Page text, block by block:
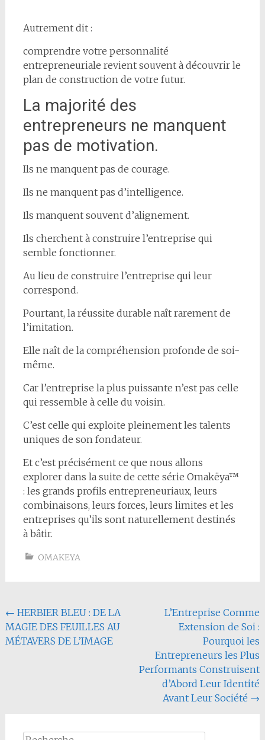
Autrement dit :
comprendre votre personnalité
entrepreneuriale revient souvent à découvrir le
plan de construction de votre futur.
La majorité des
entrepreneurs ne manquent
pas de motivation.
Ils ne manquent pas de courage.
Ils ne manquent pas d’intelligence.
Ils manquent souvent d’alignement.
Ils cherchent à construire l’entreprise qui
semble fonctionner.
Au lieu de construire l’entreprise qui leur
correspond.
Pourtant, la réussite durable naît rarement de
l’imitation.
Elle naît de la compréhension profonde de soi-
même.
Car l’entreprise la plus puissante n’est pas celle
qui ressemble à celle du voisin.
C’est celle qui exploite pleinement les talents
uniques de son fondateur.
Et c’est précisément ce que nous allons
explorer dans la suite de cette série Omakëya™
: les grands profils entrepreneuriaux, leurs
combinaisons, leurs forces, leurs limites et les
entreprises qu’ils sont naturellement destinés
à bâtir.
OMAKEYA
Navigation
de
← HERBIER BLEU : DE LA
MAGIE DES FEUILLES AU
MÉTAVERS DE L’IMAGE
L’Entreprise Comme
Extension de Soi :
Pourquoi les
Entrepreneurs les Plus
Performants Construisent
d’Abord Leur Identité
Avant Leur Société →